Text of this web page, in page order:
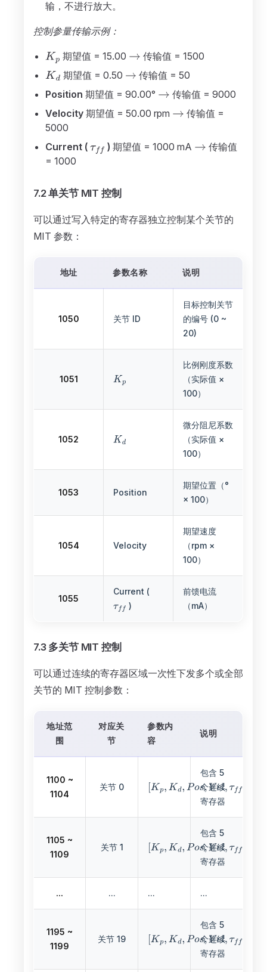
输，不进行放大。
控制参量传输示例：
期望值 = 15.00
传输值 = 1500
期望值 = 0.50
传输值 = 50
Position 期望值 = 90.00°
传输值 = 9000
Velocity 期望值 = 50.00 rpm
传输值 =
5000
Current (
) 期望值 = 1000 mA
传输值
= 1000
7.2 单关节 MIT 控制
可以通过写入特定的寄存器独立控制某个关节的
MIT 参数：
地址 参数名称 说明
1050 关节 ID
目标控制关节
的编号 (0 ~
20)
1051
比例刚度系数
（实际值 ×
100）
1052
微分阻尼系数
（实际值 ×
100）
1053 Position
期望位置（°
× 100）
1054 Velocity
期望速度
（rpm ×
100）
1055
Current (
)
前馈电流
（mA）
7.3 多关节 MIT 控制
可以通过连续的寄存器区域一次性下发多个或全部
关节的 MIT 控制参数：
地址范
围
对应关
节
参数内
容
说明
1100 ~
1104
关节 0
包含 5
个连续
寄存器
1105 ~
1109
关节 1
包含 5
个连续
寄存器
... ... ... ...
1195 ~
1199
关节 19
包含 5
个连续
寄存器